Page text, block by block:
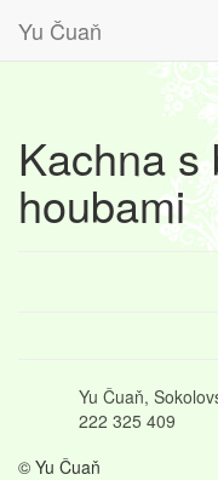
Yu Čuaň
Kachna s
houbami
Yu Čuaň,
222 325 409
© Yu Čuaň